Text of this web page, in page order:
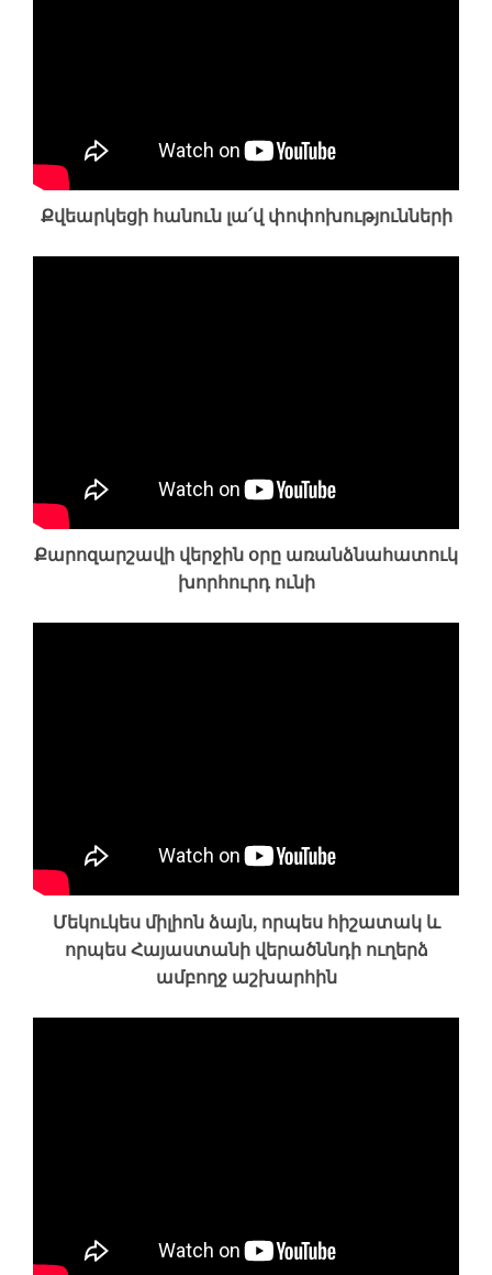
Քվեարկեցի հանուն լա՛վ փոփոխությունների
Քարոզարշավի վերջին օրը առանձնահատուկ
խորհուրդ ունի
Մեկուկես միլիոն ձայն, որպես հիշատակ և
որպես Հայաստանի վերածննդի ուղերձ
ամբողջ աշխարհին